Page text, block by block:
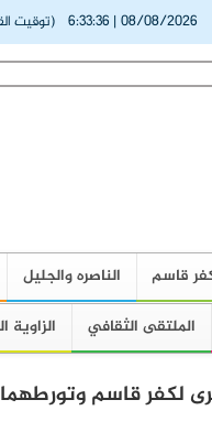
08/08/2026
|
6:33:37 (توقيت
قاسم الناصره والجليل
الملتقى الثقافي الزاوية
لكفر قاسم